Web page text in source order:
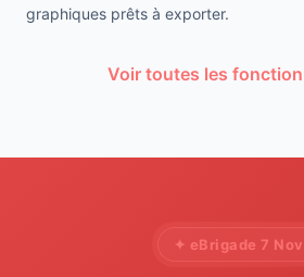
graphiques prêts à exporter.
Voir toutes les
✦ eBrigade 7